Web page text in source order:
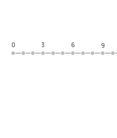
0
3 6 9